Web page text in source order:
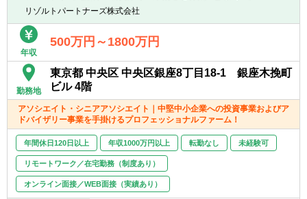
- メンバーの希望やキャリアに合わせて、
M&AからIPO支援・経理支援に至るまで幅広
い業務に関与可能
- 関与できる業務の幅広さはトップクラスで
■経験豊富なメンバーによる充実したサポー
ト体制
- 各領域で実務経験豊富なメンバーによる案
件サポート体制
- 経験豊富なメンバーがフォローする体制に
より、初めての業務でも不安なくチャレンジ
可能
リゾルトパートナーズ株式会社
年収
500万円～1800万円
勤務地
東京都 中央区 中央区銀座8丁目18-1 銀座木挽町
ビル 4階
アソシエイト・シニアアソシエイト｜中堅中小企業への投資事業およびア
ドバイザリー事業を手掛けるプロフェッショナルファーム！
年間休日120日以上 年収1000万円以上 転勤なし 未経験可
リモートワーク／在宅勤務（制度あり）
オンライン面接／WEB面接（実績あり）